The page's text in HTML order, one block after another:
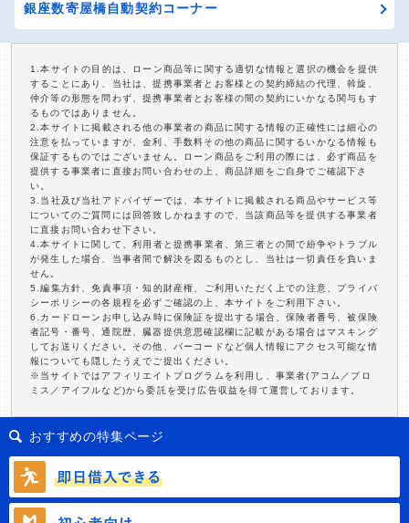
銀座数寄屋橋自動契約コーナー
1.本サイトの目的は、ローン商品等に関する適切な情報と選択の機会を提供
することにあり、当社は、提携事業者とお客様との契約締結の代理、斡旋、
仲介等の形態を問わず、提携事業者とお客様の間の契約にいかなる関与もす
るものではありません。
2.本サイトに掲載される他の事業者の商品に関する情報の正確性には細心の
注意を払っていますが、金利、手数料その他の商品に関するいかなる情報も
保証するものではございません。ローン商品をご利用の際には、必ず商品を
提供する事業者に直接お問い合わせの上、商品詳細をご自身でご確認下さ
い。
3.当社及び当社アドバイザーでは、本サイトに掲載される商品やサービス等
についてのご質問には回答致しかねますので、当該商品等を提供する事業者
に直接お問い合わせ下さい。
4.本サイトに関して、利用者と提携事業者、第三者との間で紛争やトラブル
が発生した場合、当事者間で解決を図るものとし、当社は一切責任を負いま
せん。
5.編集方針、免責事項・知的財産権、ご利用いただく上での注意、プライバ
シーポリシーの各規程を必ずご確認の上、本サイトをご利用下さい。
6.カードローンお申し込み時に保険証を提出する場合、保険者番号、被保険
者記号・番号、通院歴、臓器提供意思確認欄に記載がある場合はマスキング
してお送りください。その他、バーコードなど個人情報にアクセス可能な情
報についても隠したうえでご提出ください。
※当サイトではアフィリエイトプログラムを利用し、事業者(アコム／プロ
ミス／アイフルなど)から委託を受け広告収益を得て運営しております。
おすすめの特集ページ